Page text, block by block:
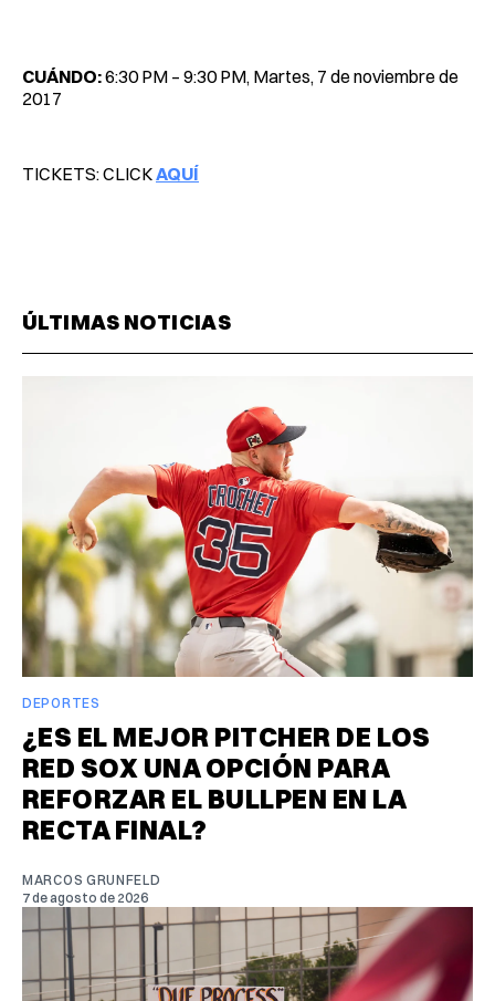
CUÁNDO:6:30 PM – 9:30 PM, Martes, 7 de noviembre de
2017
TICKETS: CLICKAQUÍ
ÚLTIMAS NOTICIAS
DEPORTES
¿ES EL MEJOR PITCHER DE LOS
RED SOX UNA OPCIÓN PARA
REFORZAR EL BULLPEN EN LA
RECTA FINAL?
MARCOS GRUNFELD
7 de agosto de 2026